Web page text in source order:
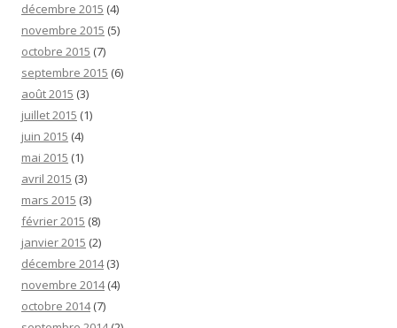
décembre 2015 (4)
novembre 2015 (5)
octobre 2015 (7)
septembre 2015 (6)
août 2015 (3)
juillet 2015 (1)
juin 2015 (4)
mai 2015 (1)
avril 2015 (3)
mars 2015 (3)
février 2015 (8)
janvier 2015 (2)
décembre 2014(3)
novembre 2014(4)
octobre 2014(7)